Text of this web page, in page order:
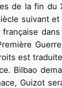
de la fin du
suivant
est
Bilbao
Guizot